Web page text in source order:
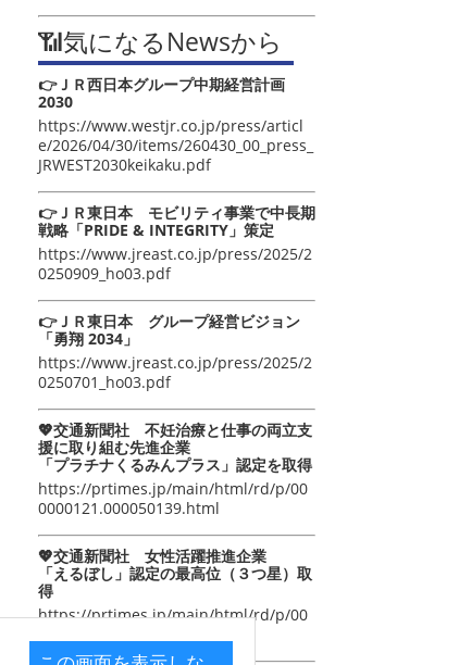
📶気になるNewsから
👉ＪＲ西日本グループ中期経営計画
2030
https://www.westjr.co.jp/press/articl
e/2026/04/30/items/260430_00_press_
JRWEST2030keikaku.pdf
👉ＪＲ東日本 モビリティ事業で中長期
戦略「PRIDE & INTEGRITY」策定
https://www.jreast.co.jp/press/2025/2
0250909_ho03.pdf
👉ＪＲ東日本 グループ経営ビジョン
「勇翔 2034」
https://www.jreast.co.jp/press/2025/2
0250701_ho03.pdf
💖交通新聞社 不妊治療と仕事の両立支
援に取り組む先進企業
「プラチナくるみんプラス」認定を取得
https://prtimes.jp/main/html/rd/p/00
0000121.000050139.html
💖交通新聞社 女性活躍推進企業
「えるぼし」認定の最高位（３つ星）取
得
https://prtimes.jp/main/html/rd/p/00